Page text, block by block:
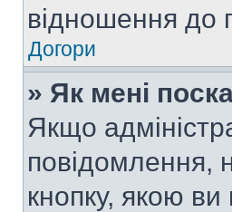
відношення до
Догори
» Як мені
Якщо
повідомлення,
кнопку, якою